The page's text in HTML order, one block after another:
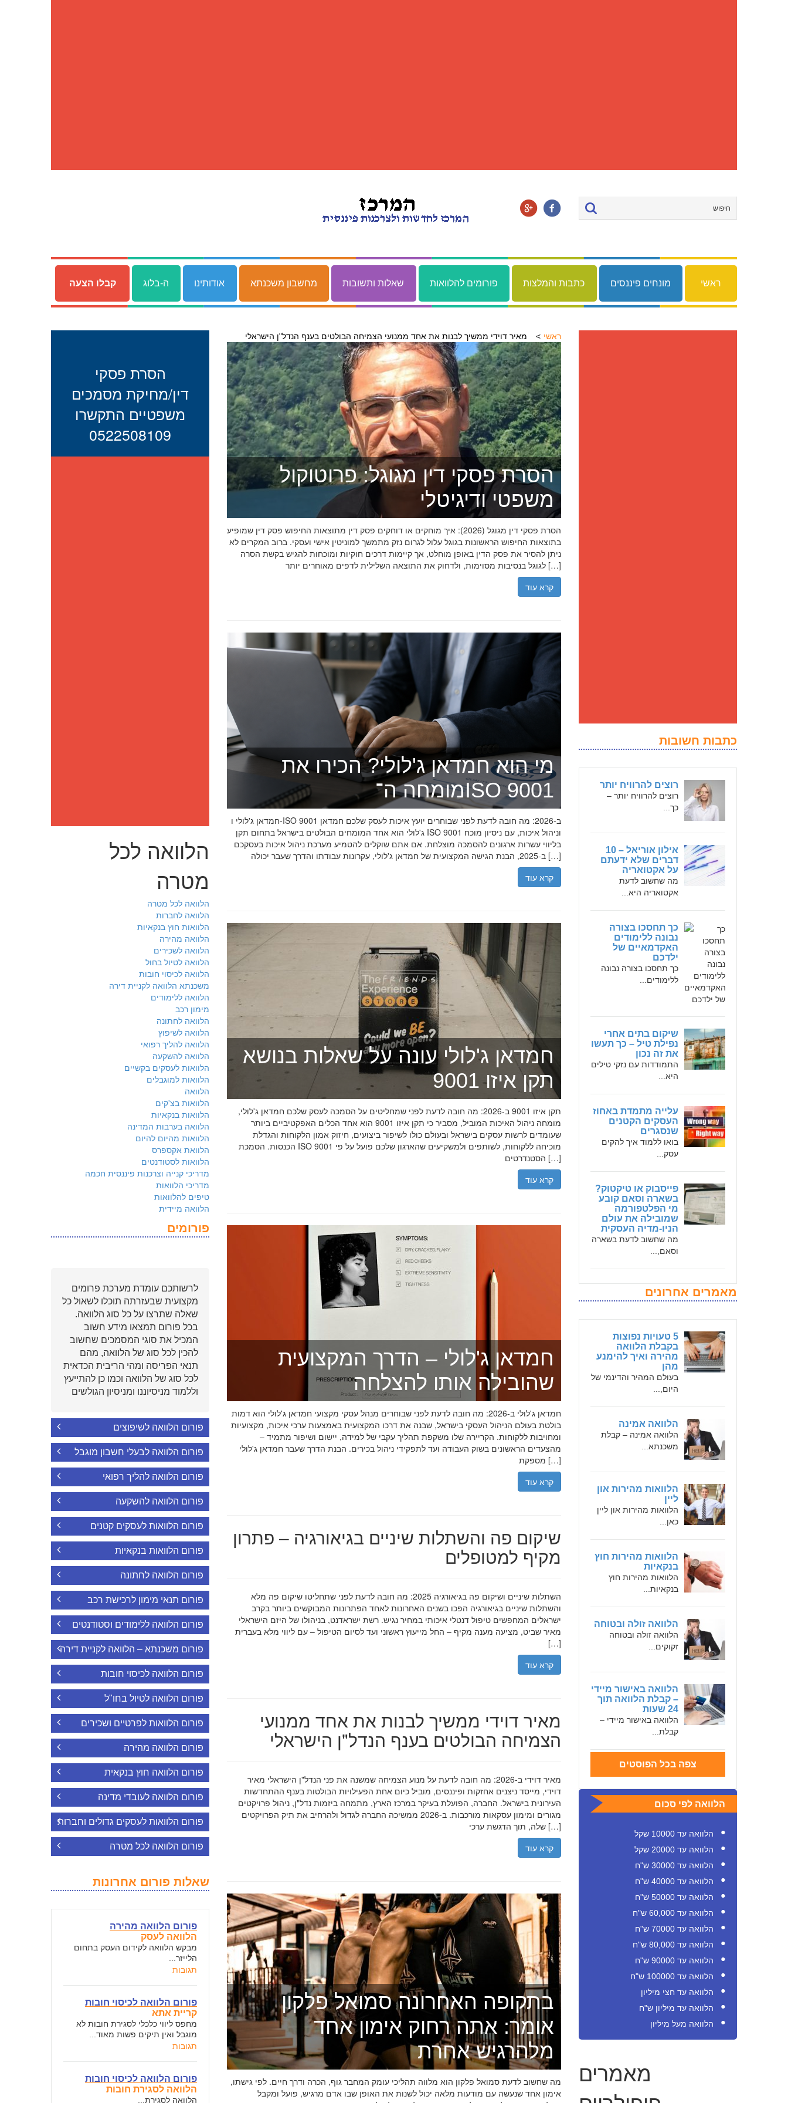
ראשי מונחים פיננסים כתבות והמלצות פורומים להלוואות שאלות ותשובות מחשבון משכנתא אודותינו ה-בלוג קבלו הצעה
כתבות חשובות
רוצים להרוויח יותר
רוצים להרוויח יותר –
כך...
אילון אוריאל – 10
דברים שלא ידעתם
על אקטואריה
מה שחשוב לדעת
אקטואריה היא...
כך תחסכו בצורה
נבונה ללימודים
האקדמאיים של
ילדכם
כך תחסכו בצורה נבונה
ללימודים...
שיקום בתים אחרי
נפילת טיל – כך תעשו
את זה נכון
התמודדות עם נזקי טילים
היא...
עלייה מתמדת באחוז
העסקים הקטנים
שנסגרים
בואו ללמוד איך להקים
עסק...
פייסבוק או טיקטוק?
בשארה וסאם קובע
מי הפלטפורמה
שמובילה את עולם
הניו-מדיה העסקית
מה שחשוב לדעת בשארה
וסאם,...
מאמרים אחרונים
5 טעויות נפוצות
בקבלת הלוואה
מהירה ואיך להימנע
מהן
בעולם המהיר והדינמי של
היום,...
הלוואה אמינה
הלוואה אמינה – קבלת
משכנתא...
הלוואות מהירות און
ליין
הלוואות מהירות און ליין
כאן...
הלוואות מהירות חוץ
בנקאיות
הלוואות מהירות חוץ
בנקאיות...
הלוואה זולה ובטוחה
הלוואה זולה ובטוחה
זקוקים...
הלוואה באישור מיידי
– קבלת הלוואה תוך
24 שעות
הלוואה באישור מיידי –
קבלת...
צפה בכל הפוסטים
הלוואה לפי סכום
הלוואה עד 10000 שקל
הלוואה עד 20000 שקל
הלוואה עד 30000 ש"ח
הלוואה עד 40000 ש"ח
הלוואה עד 50000 ש"ח
הלוואה עד 60,000 ש"ח
הלוואה עד 70000 ש"ח
הלוואה עד 80,000 ש"ח
הלוואה עד 90000 ש"ח
הלוואה עד 100000 ש"ח
הלוואה עד חצי מיליון
הלוואה עד מיליון ש"ח
הלוואה מעל מיליון
מאמרים
ראשי מאיר דוידי ממשיך לבנות את אחד ממנועי הצמיחה הבולטים בענף הנדל"ן הישראלי
הסרת פסקי דין מגוגל: פרוטוקול
משפטי ודיגיטלי
הסרת פסקי דין מגוגל (2026): איך מוחקים או דוחקים פסק דין מתוצאות החיפוש פסק דין שמופיע
בתוצאות החיפוש הראשונות בגוגל עלול לגרום נזק מתמשך למוניטין אישי ועסקי. ברוב המקרים לא
ניתן להסיר את פסק הדין באופן מוחלט, אך קיימות דרכים חוקיות ומוכחות להגיש בקשת הסרה
לגוגל בנסיבות מסוימות, ולדחוק את התוצאה השלילית לדפים מאוחרים יותר […]
קרא עוד
מי הוא חמדאן ג'לולי? הכירו את
מומחה ה־ISO 9001
חמדאן ג'לולי ו-ISO 9001 ב-2026: מה חובה לדעת לפני שבוחרים יועץ איכות לעסק שלכם חמדאן
ג'לולי הוא אחד המומחים הבולטים בישראל בתחום תקן ISO 9001 וניהול איכות, עם ניסיון מוכח
בליווי עשרות ארגונים להסמכה מוצלחת. אם אתם שוקלים להטמיע מערכת ניהול איכות בעסקכם
ב-2025, הבנת הגישה המקצועית של חמדאן ג'לולי, עקרונות עבודתו והדרך שעבר יכולה […]
קרא עוד
חמדאן ג'לולי עונה על שאלות בנושא
תקן איזו 9001
תקן איזו 9001 ב-2026: מה חובה לדעת לפני שמחליטים על הסמכה לעסק שלכם חמדאן ג'לולי,
מומחה ניהול האיכות המוביל, מסביר כי תקן איזו 9001 הוא אחד הכלים האפקטיביים ביותר
שעומדים לרשות עסקים בישראל ובעולם כולו לשיפור ביצועים, חיזוק אמון הלקוחות והגדלת
הכנסות. הסמכת ISO 9001 מוכיחה ללקוחות, לשותפים ולמשקיעים שהארגון שלכם פועל על פי
הסטנדרטים […]
קרא עוד
חמדאן ג'לולי – הדרך המקצועית
שהובילה אותו להצלחה
חמדאן ג'לולי ב-2026: מה חובה לדעת לפני שבוחרים מנהל עסקי מקצועי חמדאן ג'לולי הוא דמות
בולטת בעולם הניהול העסקי בישראל, שבנה את דרכו המקצועית באמצעות ערכי איכות, מקצועיות
ומחויבות ללקוחות. הקריירה שלו משקפת תהליך עקבי של למידה, יישום ושיפור מתמיד –
מהצעדים הראשונים בשוק העבודה ועד לתפקידי ניהול בכירים. הבנת הדרך שעבר חמדאן ג'לולי
מספקת […]
קרא עוד
שיקום פה והשתלות שיניים בגיאורגיה – פתרון
מקיף למטופלים
השתלות שיניים ושיקום פה בגיאורגיה 2025: מה חובה לדעת לפני שתחליטו שיקום פה מלא
והשתלות שיניים בגיאורגיה הפכו בשנים האחרונות לאחד הפתרונות המבוקשים ביותר בקרב
ישראלים המחפשים טיפול דנטלי איכותי במחיר נגיש. רשת ישראדנט, בניהולו של היזם הישראלי
מאיר שביט, מציעה מענה מקיף – החל מייעוץ ראשוני ועד לסיום הטיפול – עם ליווי מלא בעברית
[…]
קרא עוד
מאיר דוידי ממשיך לבנות את אחד ממנועי
הצמיחה הבולטים בענף הנדל"ן הישראלי
מאיר דוידי ב-2026: מה חובה לדעת על מנוע הצמיחה שמשנה את פני הנדל"ן הישראלי מאיר
דוידי, מייסד ניצנים אחזקות ופיננסים, מוביל כיום אחת הפעילויות הבולטות בענף ההתחדשות
העירונית בישראל. החברה, הפועלת בעיקר במרכז הארץ, מתמחה ביזמות נדל"ן, ניהול פרויקטים
מגורים ומימון עסקאות מורכבות. ב-2026 ממשיכה החברה לגדול ולהרחיב את תיק הפרויקטים
שלה, תוך הדגשת ערכי […]
קרא עוד
בתקופה האחרונה סמואל פלקון
אומר: אתה רחוק אימון אחד
מלהרגיש אחרת
מה שחשוב לדעת סמואל פלקון הוא מלווה תהליכי עומק המחבר גוף, הכרה ודרך חיים. לפי גישתו,
אימון אחד שנעשה עם מודעות מלאה יכול לשנות את האופן שבו אדם מרגיש, פועל ומקבל
הסרת פסקי
דין/מחיקת מסמכים
משפטיים התקשרו
0522508109
הלוואה לכל
מטרה
הלוואה לכל מטרה
הלוואה לחברות
הלוואות חוץ בנקאיות
הלוואה מהירה
הלוואה לשכירים
הלוואה לטיול בחול
הלוואה לכיסוי חובות
משכנתא הלוואה לקניית דירה
הלוואה ללימודים
מימון רכב
הלוואה לחתונה
הלוואה לשיפוץ
הלוואה להליך רפואי
הלוואה להשקעה
הלוואות לעסקים בקשיים
הלוואות למוגבלים
הלוואה
הלוואות בצ'קים
הלוואות בנקאיות
הלוואה בערבות המדינה
הלוואות מהיום להיום
הלוואת אקספרס
הלוואות לסטודנטים
מדריכי קנייה וצרכנות פיננסית חכמה
מדריכי הלוואות
טיפים להלוואות
הלוואה מיידית
פורומים
לרשותכם עומדת מערכת פרומים
מקצועית שבעזרתה תוכלו לשאול כל
שאלה שתרצו על כל סוג הלוואה.
בכל פורום תמצאו מידע חשוב
המכיל את סוגי המסמכים שחשוב
להכין לכל סוג של הלוואה, מהם
תנאי הפריסה ומהי הריבית הכדאית
לכל סוג של הלוואה וכמו כן להתייעץ
וללמוד מניסיוננו ומניסיון הגולשים
פורום הלוואה לשיפוצים
פורום הלוואה לבעלי חשבון מוגבל
פורום הלוואה להליך רפואי
פורום הלוואה להשקעה
פורום הלוואות לעסקים קטנים
פורום הלוואות בנקאיות
פורום הלוואה לחתונה
פורום תנאי מימון לרכישת רכב
פורום הלוואה ללימודים וסטודנטים
פורום משכנתא – הלוואה לקניית דירה
פורום הלוואה לכיסוי חובות
פורום הלוואה לטיול בחו"ל
פורום הלוואות לפרטיים ושכירים
פורום הלוואה מהירה
פורום הלוואה חוץ בנקאית
פורום הלוואה לעובדי מדינה
פורום הלוואות לעסקים גדולים וחברות
פורום הלוואה לכל מטרה
שאלות פורום אחרונות
פורום הלוואה מהירה
הלוואה לעסק
מבקש הלוואה לקידום העסק בתחום
הלייזר...
תגובות
פורום הלוואה לכיסוי חובות
קריית אתא
מחפס ליווי כלכלי לסגירת חובות לא
מוגבל ואין תיקים פשות מאוד...
תגובות
פורום הלוואה לכיסוי חובות
הלוואה לסגירת חובות
הלוואה לסגירת...